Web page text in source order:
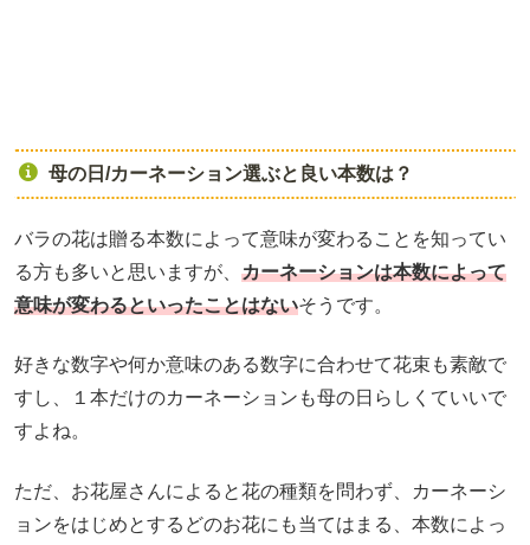
母の日/カーネーション選ぶと良い本数は？
バラの花は贈る本数によって意味が変わることを知ってい
る方も多いと思いますが、 カーネーションは本数によって
意味が変わるといったことはないそうです。
好きな数字や何か意味のある数字に合わせて花束も素敵で
すし、１本だけのカーネーションも母の日らしくていいで
すよね。
ただ、お花屋さんによると花の種類を問わず、カーネーシ
ョンをはじめとするどのお花にも当てはまる、本数によっ